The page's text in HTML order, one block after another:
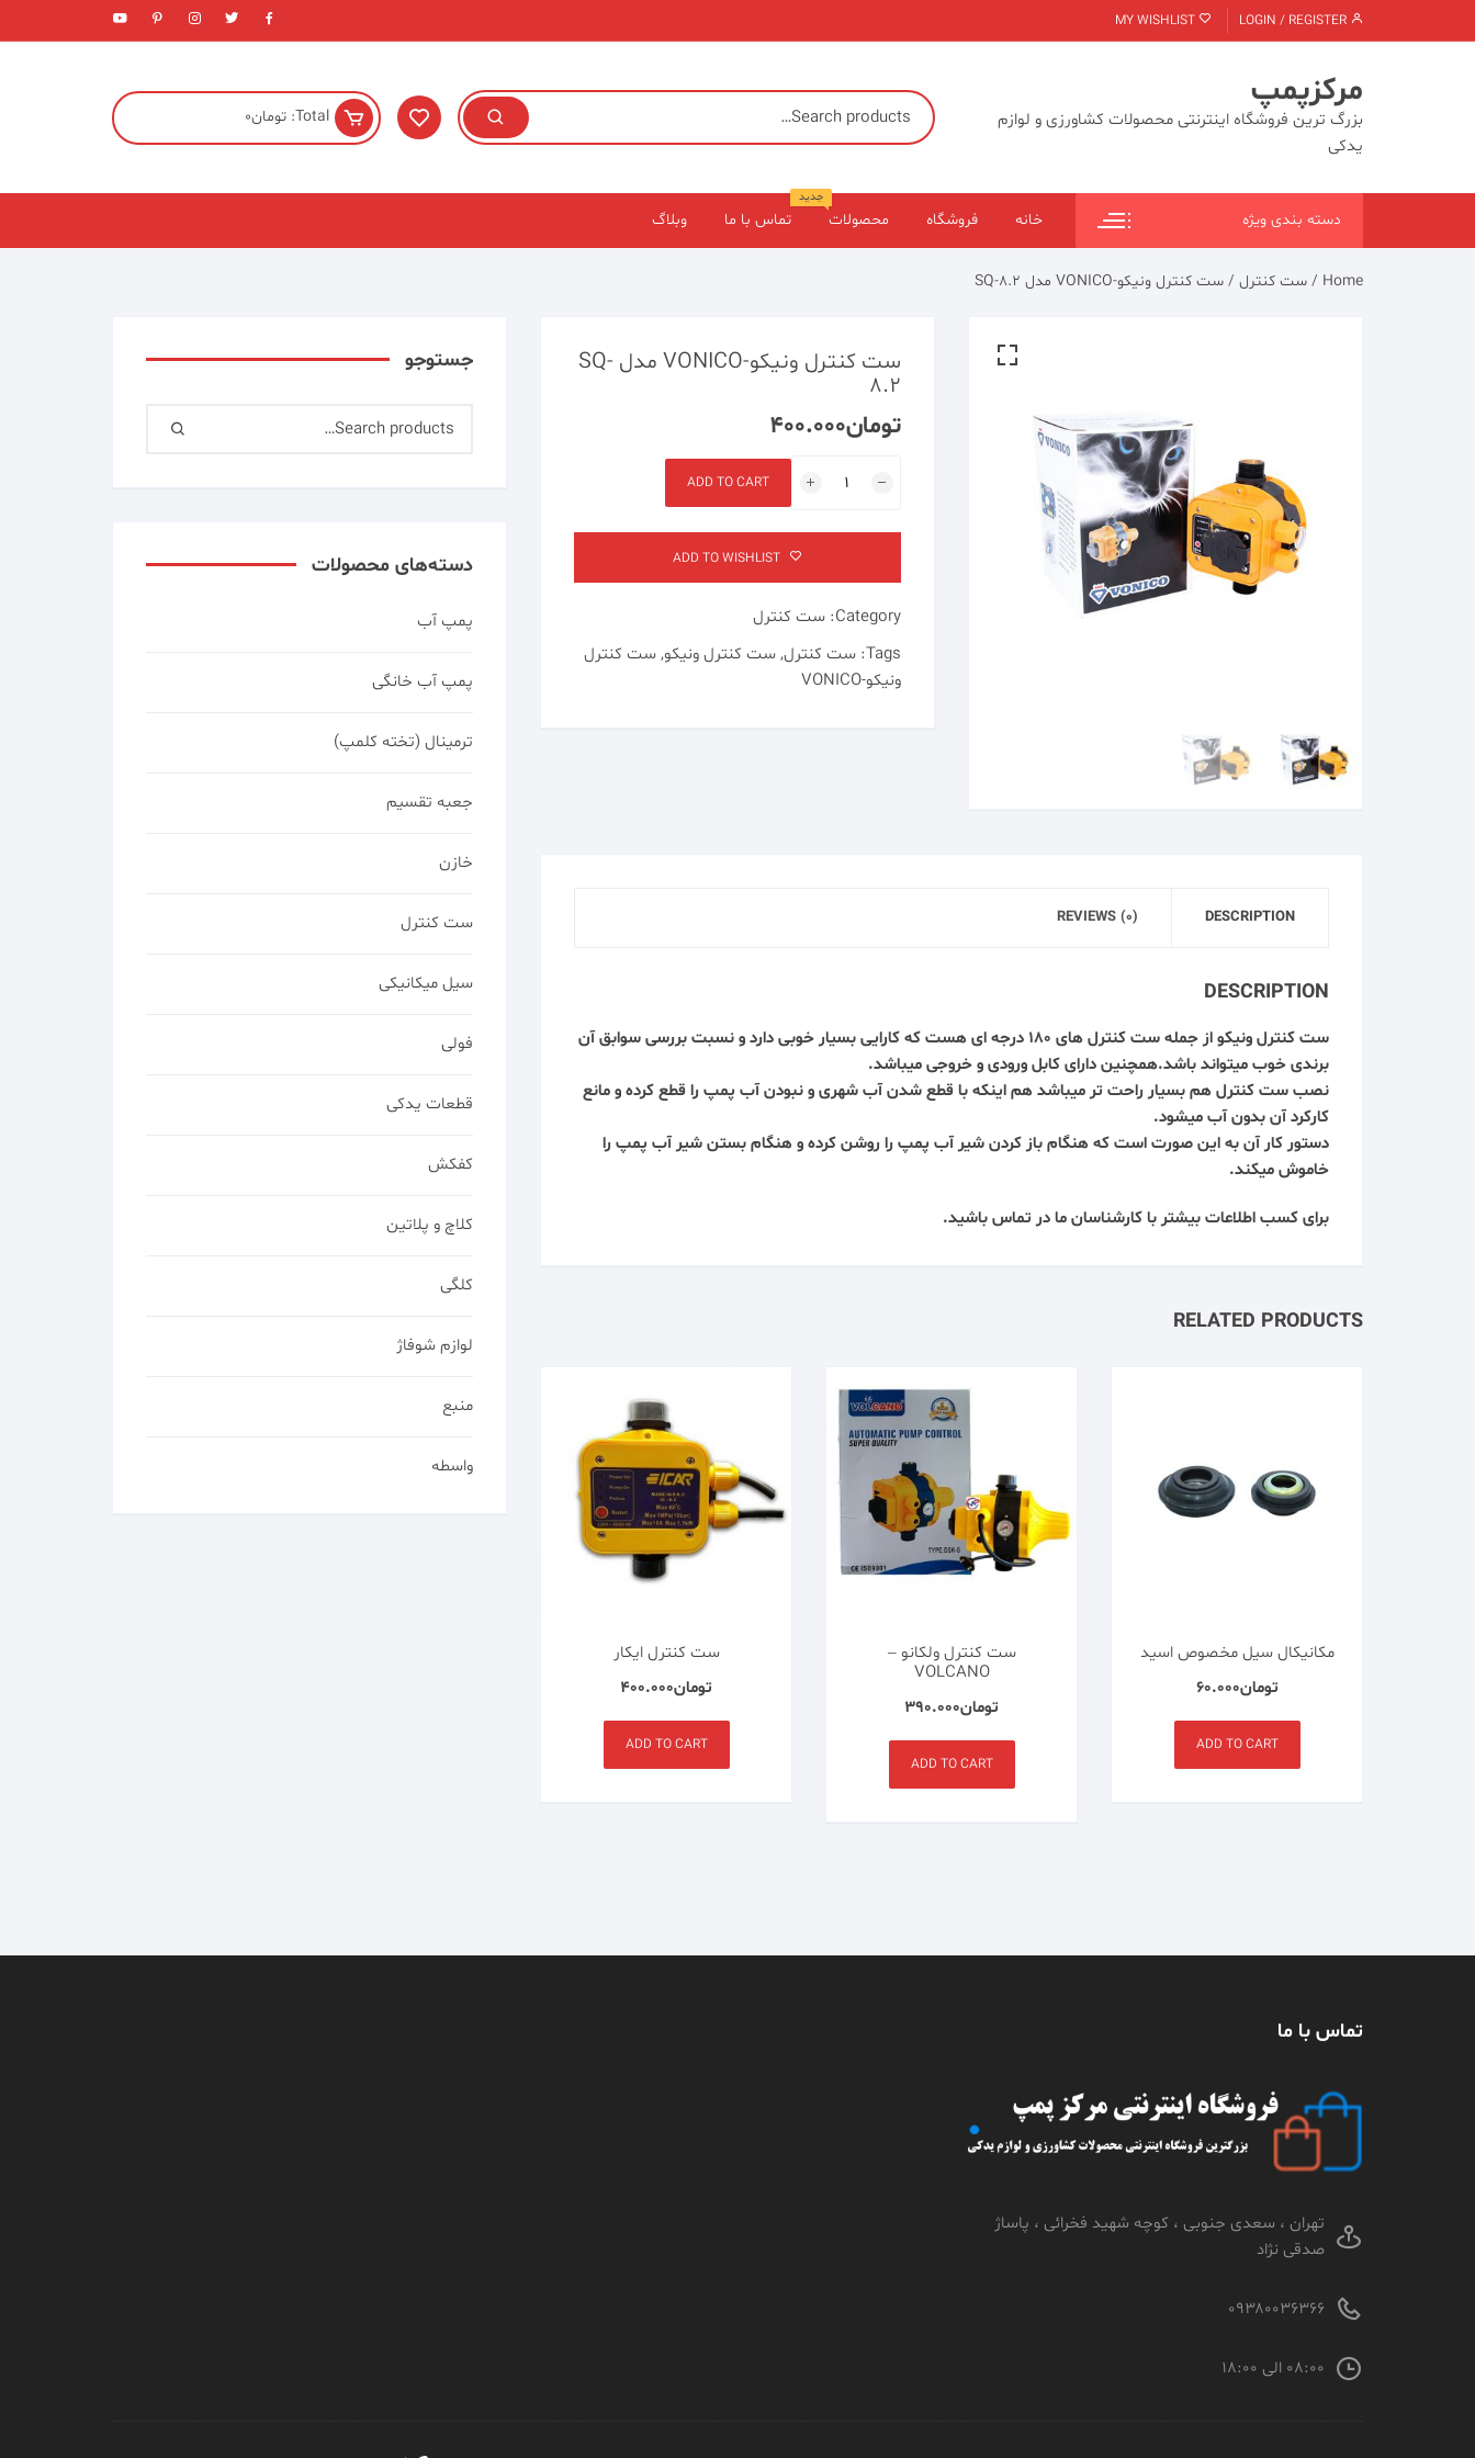
to
مرکزپمپ
بزرگ ترین فروشگاه اینترنتی محصولات کشاورزی و لوازم
یدکی
Total: تومان0
دسته بندی ویژه خانه فروشگاه محصولات
جدید
تماس با ما وبلاگ
Home
/ ست کنترل / ست کنترل ونیکو-VONICO مدل SQ-8.2
ست کنترل ونیکو-VONICO مدل SQ-
8.2
تومان۴۰۰.۰۰۰
8.2
quantity
ADD TO CART
ADD TO WISHLIST
Category: ست کنترل
Tags: ست کنترل,ست کنترل ونیکو,ست کنترل
ونیکو-VONICO
DESCRIPTION
REVIEWS (0)
DESCRIPTION
ست کنترل ونیکواز جملهست کنترل
های ۱۸۰ درجه ای هست که کارایی بسیار خوبی دارد و نسبت بررسی سوابق آن
برندی خوب میتواند باشد.همچنین دارای کابل ورودی و خروجی میباشد.
نصب ست کنترل هم بسیار راحت تر میباشد هم اینکه با قطع شدن آب شهری و نبودن آب پمپ را قطع کرده و مانع
کارکرد آن بدون آب میشود.
دستور کار آن به این صورت است که هنگام باز کردن شیر آب پمپ را روشن کرده و هنگام بستن شیر آب پمپ را
خاموش میکند.
برای کسب اطلاعات بیشتر با کارشناسان ما در تماس باشید.
RELATED PRODUCTS
مکانیکال سیل مخصوص اسید
تومان۶۰.۰۰۰
ADD TO CART
ست کنترل ولکانو –
VOLCANO
تومان۳۹۰.۰۰۰
ADD TO CART
ست کنترل ایکار
تومان۴۰۰.۰۰۰
ADD TO CART
جستوجو
دسته‌های محصولات
پمپ آب
پمپ آب خانگی
ترمینال (تخته کلمپ)
جعبه تقسیم
خازن
ست کنترل
سیل میکانیکی
فولی
قطعات یدکی
کفکش
کلاچ و پلاتین
کلگی
لوازم شوفاژ
منبع
واسطه
تماس با ما
تهران ، سعدی جنوبی ، کوچه شهید فخرائی ، پاساژ
صدقی نژاد
۰۹۳۸۰۰۳۶۳۶۶
۰۸:۰۰ الی ۱۸:۰۰